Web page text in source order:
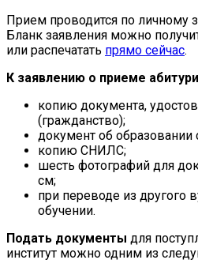
Прием проводится по личному
Бланк заявления можно
или распечатать прямо сейчас.
К заявлению о приеме
копию документа,
(гражданство);
документ об
копию СНИЛС;
шесть фотографий для
см;
при переводе из другого
обучении.
Подать документы для
институт можно одним из